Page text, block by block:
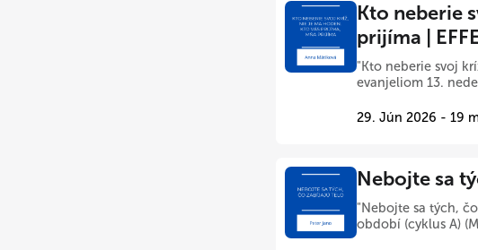
Kto neberie
prijíma |
"Kto neberie svoj
evanjeliom 13.
29. Jún 2026 - 19
Nebojte sa
"Nebojte sa tých,
období (cyklus A)